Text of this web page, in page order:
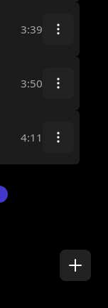
3:39
3:50
4:11